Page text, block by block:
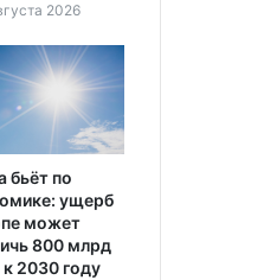
2026
бьёт по
ущерб
может
800 млрд
2030 году